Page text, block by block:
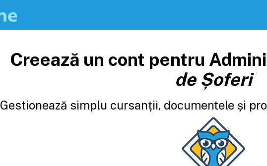
Creează un cont pentru
de Șoferi
Gestionează simplu cursanții, documentele și